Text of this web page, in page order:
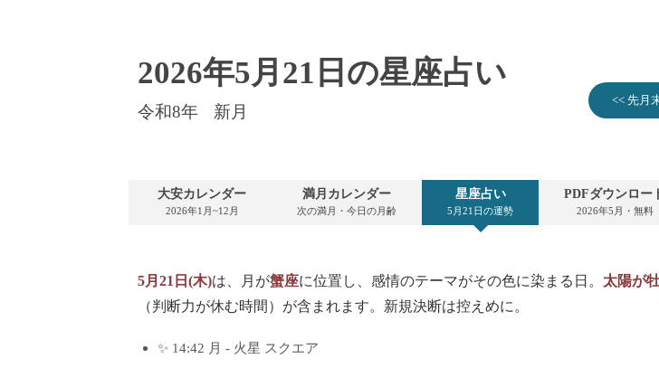
2026年5月21日の星座占い
令和8年 新月
<< 先月
大安カレンダー
2026年1月~12月
満月カレンダー
次の満月・今日の月齢
星座占い
5月21日の運勢
PDFダウンロー
2026年5月・無料
5月21日(木)は、月が蟹座に位置し、感情のテーマがその色に染まる日。 太陽が
（判断力が休む時間）が含まれます。新規決断は控えめに。
✨ 14:42 月 - 火星 スクエア